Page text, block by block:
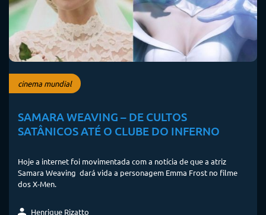
cinema mundial
SAMARA WEAVING – DE CULTOS
SATÂNICOS ATÉ O CLUBE DO INFERNO
Hoje a internet foi movimentada com a notícia de que a atriz
Samara Weaving dará vida a personagem Emma Frost no filme
dos X-Men.
Henrique Rizatto